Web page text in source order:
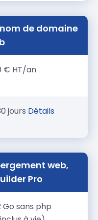
de domaine
€ HT/an
jours Détails
web,
Pro
Go sans php